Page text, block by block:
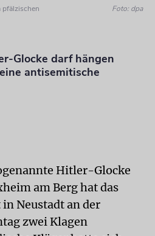
pfälzischen
Foto: dpa
Glocke darf hängen
antisemitische
Hitler-Glocke
am Berg hat das
Neustadt an der
zwei Klagen